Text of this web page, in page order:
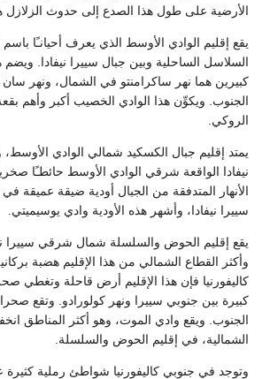
هذا الصدع إلى حدوث الزلازل هناك.
الأوسط الذي يعرف أحيانـًا باسم الوادي الكبير بين
وبين جبال سييرا نيفادا. ويضم هذا الوادي نهرين
ساكرامنتو في الشمال، ونهر سان جواكوين في
الوادي الخصيب أكبر وأهم بقعة زراعية غربي
الكسكيد شمالي الوادي الأوسط، وتكون جبال سييرا
شرقي الوادي الأوسط حائطـًا صخريـًا ضخمـًا. ولقد
من الجبال أودية ضيقة عميقة في الجزء الغربي من
هذه الأودية وادي يوسيميتي.
والسلسلة شمال شرقي سييرا نيفادا وجنوب
من هذا الإقليم هضبة بركانية. أما في جنوبي
هذا الإقليم أرض قاحلة وتغطي صحراء موهابي مساحة
سييرا ونهر كولورادو. وتقع صحراء كولورادو في
الموت، وهو أكثر المناطق انخفاضـًا في أمريكا
الحوض والسلسلة.
كاليفورنيا شواطئ رملية كثيرة عريضة، وعلى